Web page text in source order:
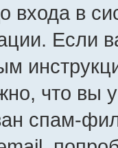
входа в
что вы
спам-